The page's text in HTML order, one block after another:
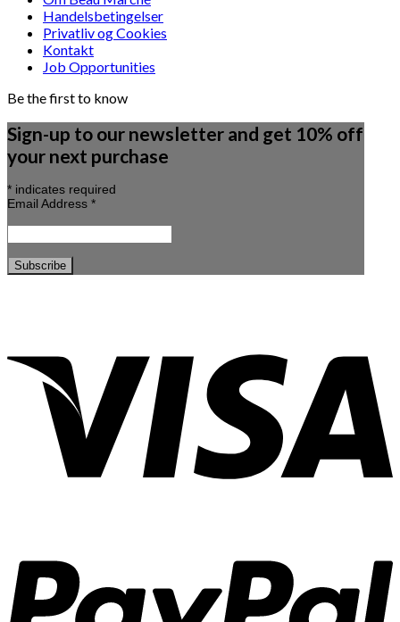
Handelsbetingelser
Privatliv og Cookies
Kontakt
Job Opportunities
Be the first to know
Sign-up to our newsletter and get 10% off
your next purchase
* indicates required
Email Address *